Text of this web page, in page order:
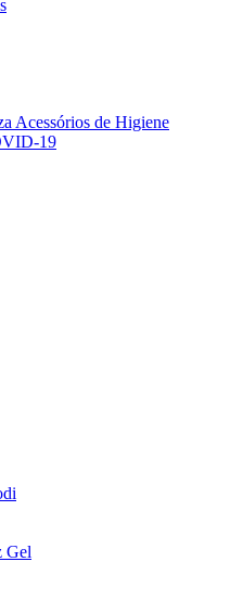
Acessórios de Higiene
19
Gel